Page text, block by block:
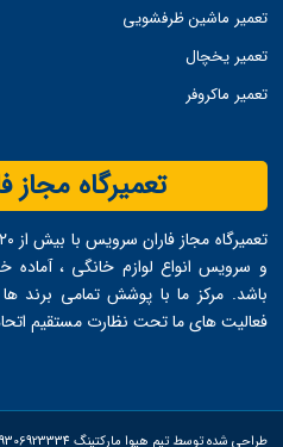
تعمیر ماشین ظرفشویی
تعمیر یخچال
تعمیر ماکروفر
تعمیرگاه
و سرویس انواع لوازم خانگی ،
‌باشد. مرکز ما با پوشش تمامی برند
فعالیت های ما تحت نظارت مستقیم
طراحی شده توسط تیم هیوا مارکتینگ 09306923334